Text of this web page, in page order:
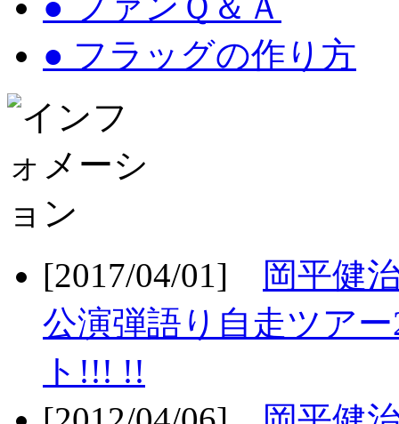
● フラッグの作り方
[2017/04/01]
岡平健
公演弾語り自走ツア
ト!!! !!